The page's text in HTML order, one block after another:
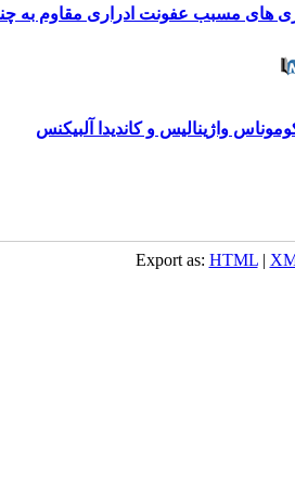
های مسبب عفونت ادراری مقاوم به
واژینالیس و کاندیدا آلبیکنس
Export as: HTML|